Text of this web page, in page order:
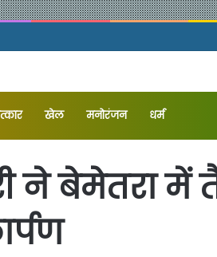
खेल मनोरंजन धर्म
ने बेमेतरा